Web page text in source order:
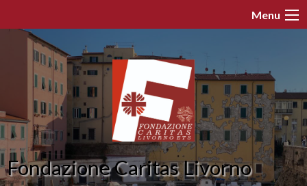
content
Menu
Fondazione Caritas Livorno